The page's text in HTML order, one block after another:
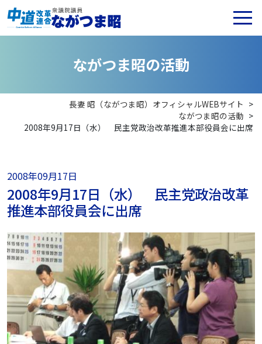
ながつま昭の活動
長妻 昭（ながつま昭）オフィシャルWEBサイト >
ながつま昭の活動 >
2008年9月17日（水） 民主党政治改革推進本部役員会に出席
2008年09月17日
2008年9月17日（水） 民主党政治改革
推進本部役員会に出席